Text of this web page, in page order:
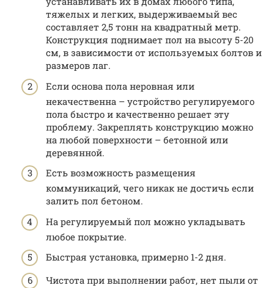
тяжелых и легких, выдерживаемый вес
составляет 2,5 тонн на квадратный метр.
Конструкция поднимает пол на высоту 5-20
см, в зависимости от используемых болтов и
размеров лаг.
Если основа пола неровная или
некачественна – устройство регулируемого
пола быстро и качественно решает эту
проблему. Закреплять конструкцию можно
на любой поверхности – бетонной или
деревянной.
Есть возможность размещения
коммуникаций, чего никак не достичь если
залить пол бетоном.
На регулируемый пол можно укладывать
любое покрытие.
Быстрая установка, примерно 1-2 дня.
Чистота при выполнении работ, нет пыли от